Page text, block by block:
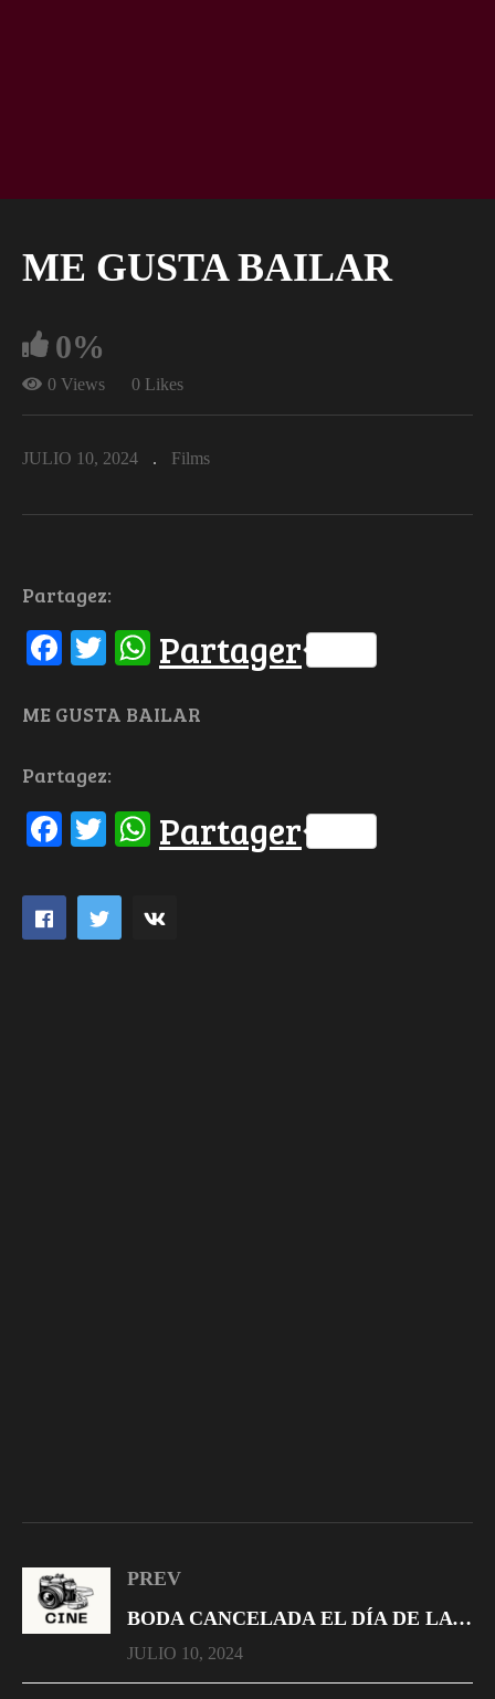
ME GUSTA BAILAR
0%
0 Views 0 Likes
JULIO 10, 2024 Films
Partagez:
Facebook
Twitter
WhatsApp
Partager
ME GUSTA BAILAR
Partagez:
Facebook
Twitter
WhatsApp
Partager
PREV
BODA CANCELADA EL DÍA DE LA BODA
JULIO 10, 2024